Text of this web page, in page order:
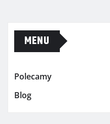
MENU
Polecamy
Blog